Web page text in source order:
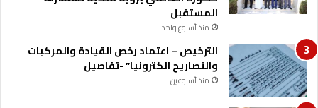
ل
ل
د
ي
ن
ا
المستقبل
منذ أسبوع واحد
الترخيص – اعتماد رخص القيادة والمركبات
والتصاريح الكترونيا” -تفاصيل
منذ أسبوعين